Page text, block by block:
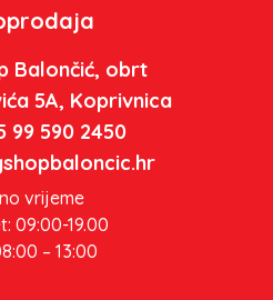
Balončić, obrt
5A, Koprivnica
99 590 2450
vrijeme
09:00-19.00
– 13:00